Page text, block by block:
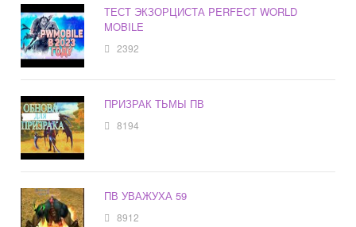
ТЕСТ ЭКЗОРЦИСТА PERFECT WORLD
MOBILE
2392
ПРИЗРАК ТЬМЫ ПВ
8194
ПВ УВАЖУХА 59
8912